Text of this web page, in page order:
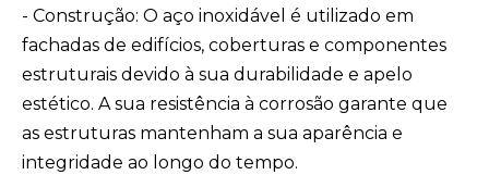
- Construção: O aço inoxidável é utilizado em
fachadas de edifícios, coberturas e componentes
estruturais devido à sua durabilidade e apelo
estético. A sua resistência à corrosão garante que
as estruturas mantenham a sua aparência e
integridade ao longo do tempo.